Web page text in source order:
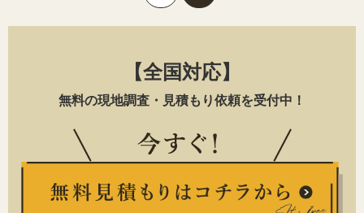
【全国対応】
無料の現地調査・見積もり依頼を受付中！